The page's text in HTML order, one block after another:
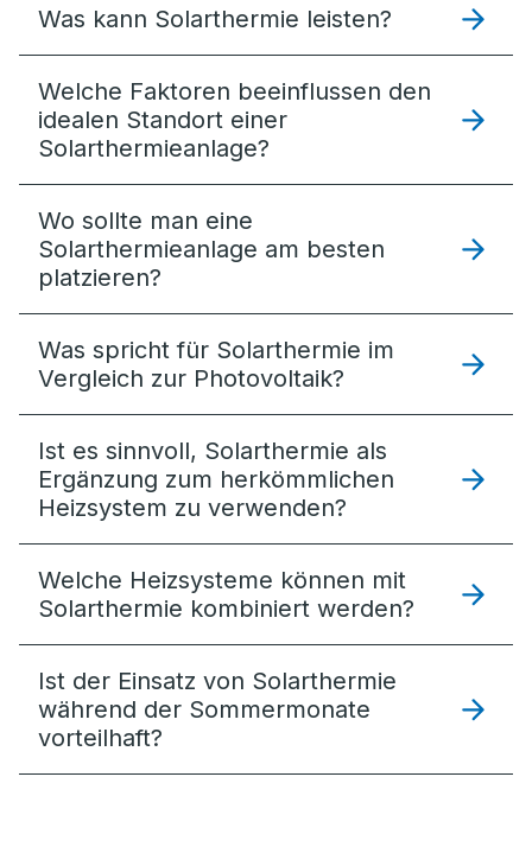
Was kann Solarthermie leisten?
Welche Faktoren beeinflussen den
idealen Standort einer
Solarthermieanlage?
Wo sollte man eine
Solarthermieanlage am besten
platzieren?
Was spricht für Solarthermie im
Vergleich zur Photovoltaik?
Ist es sinnvoll, Solarthermie als
Ergänzung zum herkömmlichen
Heizsystem zu verwenden?
Welche Heizsysteme können mit
Solarthermie kombiniert werden?
Ist der Einsatz von Solarthermie
während der Sommermonate
vorteilhaft?